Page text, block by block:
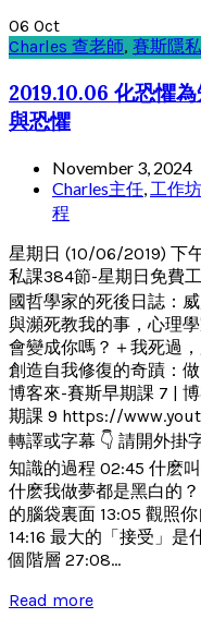
06 Oct
Charles 查老師, 賽斯隱
2019.10.06 化恐懼
與恐懼
November 3, 2024
Charles主任 工作坊
程
星期日 (10/06/2019) 下
私課384節-星期日免費
國哲學家的死後日誌：
與瀕死教我的事，心理
會變成你嗎？＋我死過
創造自我修復的奇蹟：
博客來-賽斯早期課 7 |
期課 9 https://
轉譯或字幕 👇 請開外掛
知識的過程 02:45 什麽
什麽我做夢都是黑白的
的腦袋裏面 13:05 觀照
14:16 最大的「接受」
個階層 27:08...
Read more